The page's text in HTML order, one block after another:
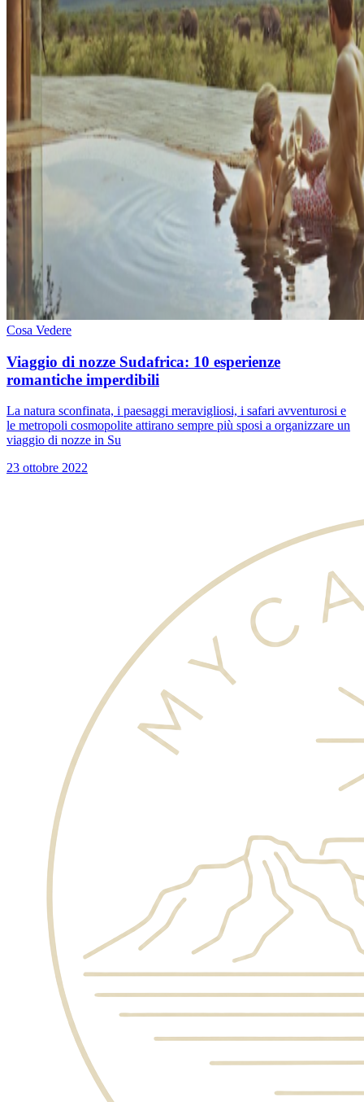
Cosa Vedere
Viaggio di nozze Sudafrica: 10 esperienze
romantiche imperdibili
La natura sconfinata, i paesaggi meravigliosi, i safari avventurosi e
le metropoli cosmopolite attirano sempre più sposi a organizzare un
viaggio di nozze in Su
23 ottobre 2022